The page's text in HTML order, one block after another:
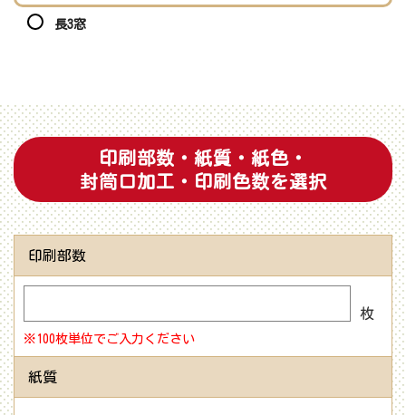
長3窓
印刷部数・紙質・紙色・
封筒口加工・印刷色数を選択
印刷部数
枚
※100枚単位でご入力ください
紙質